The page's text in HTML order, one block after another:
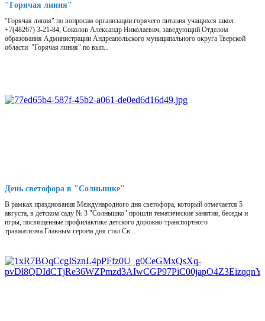
"Горячая линия"
"Горячая линия" по вопросам организации горячего питания учащихся школ
+7(48267) 3-21-84, Соколов Александр Николаевич, заведующий Отделом
образования Администрации Андреапольского муниципального округа Тверской
области "Горячая линия" по вып...
День светофора в "Солнышке"
В рамках празднования Международного дня светофора, который отмечается 5
августа, в детском саду № 3 "Солнышко" прошли тематические занятия, беседы и
игры, посвященные профилактике детского дорожно-транспортного
травматизма.Главным героем дня стал Св...